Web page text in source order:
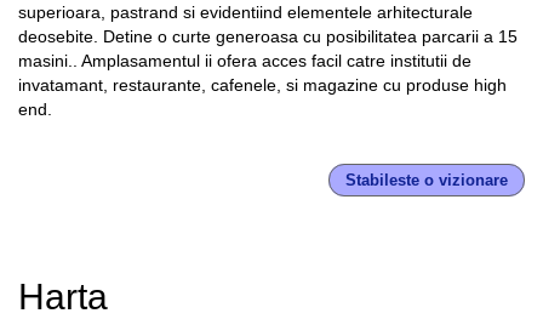
superioara, pastrand si evidentiind elementele arhitecturale
deosebite. Detine o curte generoasa cu posibilitatea parcarii a 15
masini.. Amplasamentul ii ofera acces facil catre institutii de
invatamant, restaurante, cafenele, si magazine cu produse high
end.
Stabileste o vizionare
Harta